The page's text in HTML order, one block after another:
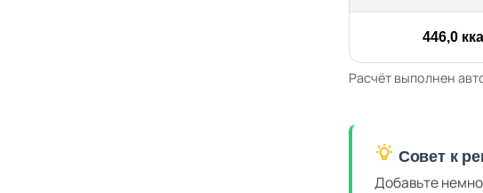
446,0
Расчёт выполнен
Совет к
Добавьте